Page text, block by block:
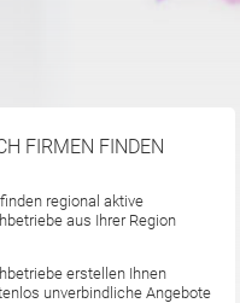
FIRMEN FINDEN
regional aktive
aus Ihrer Region
erstellen Ihnen
unverbindliche Angebote